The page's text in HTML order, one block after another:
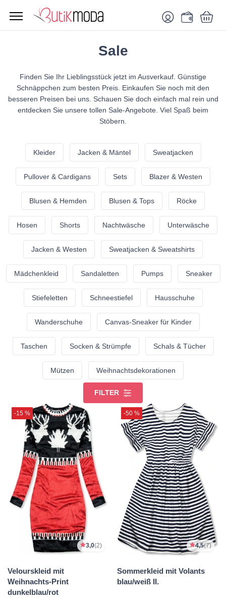
Sale
Finden Sie Ihr Lieblingsstück jetzt im Ausverkauf. Günstige
Schnäppchen zum besten Preis. Einkaufen Sie noch mit den
besseren Preisen bei uns. Schauen Sie doch einfach mal rein und
entdecken Sie unsere tollen Sale-Angebote. Viel Spaß beim
Stöbern.
Kleider Jacken & Mäntel Sweatjacken
Pullover & Cardigans Sets Blazer & Westen
Blusen & Hemden Blusen & Tops Röcke
Hosen Shorts Nachtwäsche Unterwäsche
Jacken & Westen Sweatjacken & Sweatshirts
Mädchenkleid Sandaletten Pumps Sneaker
Stiefeletten Schneestiefel Hausschuhe
Wanderschuhe Canvas-Sneaker für Kinder
Taschen Socken & Strümpfe Schals & Tücher
Mützen Weihnachtsdekorationen
FILTER
-15 %
3,0(2)
Velourskleid mit
Weihnachts-Print
dunkelblau/rot
-50 %
4,5(7)
Sommerkleid mit Volants
blau/weiß II.